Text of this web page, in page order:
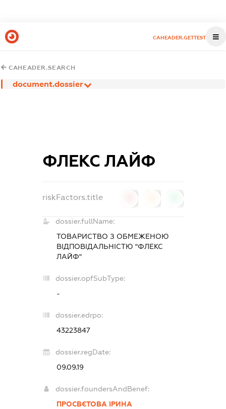
CAHEADER.GETTEST
CAHEADER.SEARCH
document.dossier
ФЛЕКС ЛАЙФ
riskFactors.title
dossier.fullName:
ТОВАРИСТВО З ОБМЕЖЕНОЮ
ВІДПОВІДАЛЬНІСТЮ "ФЛЕКС
ЛАЙФ"
dossier.opfSubType:
-
dossier.edrpo:
43223847
dossier.regDate:
09.09.19
dossier.foundersAndBenef:
ПРОСВЄТОВА ІРИНА